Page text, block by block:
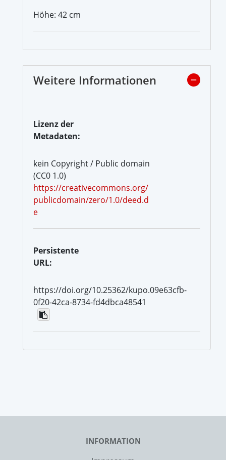
Höhe: 42 cm
Weitere Informationen
Lizenz der
Metadaten:
kein Copyright / Public domain
(CC0 1.0)
https://creativecommons.org/
publicdomain/zero/1.0/deed.d
e
Persistente
URL:
https://doi.org/10.25362/kupo.09e63cfb-
0f20-42ca-8734-fd4dbca48541
INFORMATION